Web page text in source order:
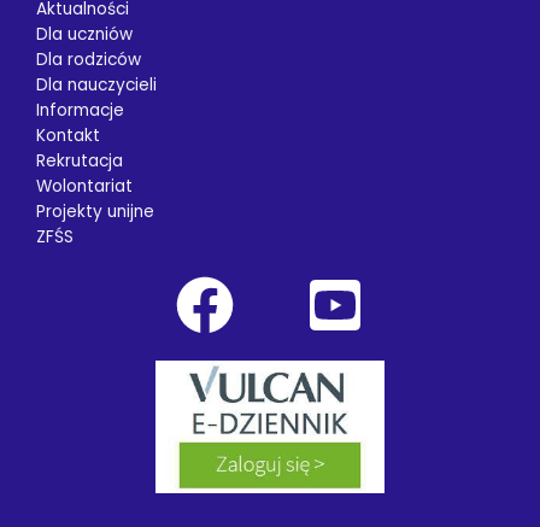
Aktualności
Dla uczniów
Dla rodziców
Dla nauczycieli
Informacje
Kontakt
Rekrutacja
Wolontariat
Projekty unijne
ZFŚS